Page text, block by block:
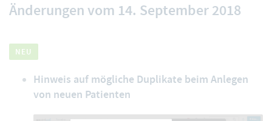
Änderungen vom 14. September 2018
NEU
Hinweis auf mögliche Duplikate beim Anlegen
von neuen Patienten